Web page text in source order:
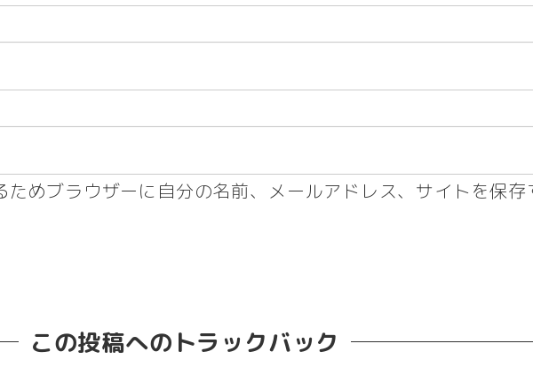
ためブラウザーに自分の名前、メールアドレス、サイトを保存
この投稿へのトラックバック